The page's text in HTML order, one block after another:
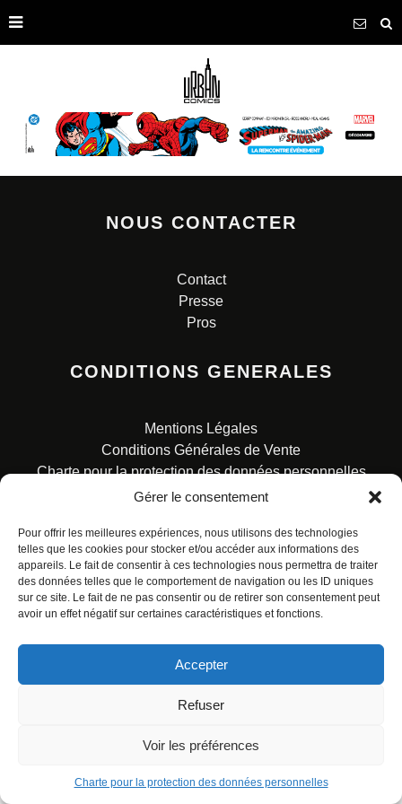
Gérer le consentement
Pour offrir les meilleures expériences, nous utilisons des technologies
telles que les cookies pour stocker et/ou accéder aux informations des
appareils. Le fait de consentir à ces technologies nous permettra de traiter
des données telles que le comportement de navigation ou les ID uniques
sur ce site. Le fait de ne pas consentir ou de retirer son consentement peut
avoir un effet négatif sur certaines caractéristiques et fonctions.
Accepter
Refuser
Voir les préférences
Charte pour la protection des données personnelles
NOUS CONTACTER
Contact
Presse
Pros
CONDITIONS GENERALES
Mentions Légales
Conditions Générales de Vente
Charte pour la protection des données personnelles
© ALL RIGHTS RESERVED. URBAN COMICS POUR LES
ÉDITIONS FRANÇAISES.